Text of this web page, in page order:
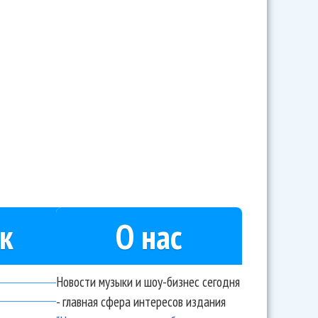
О нас
Новости музыки и шоу-бизнес сегодня
- главная сфера интересов издания